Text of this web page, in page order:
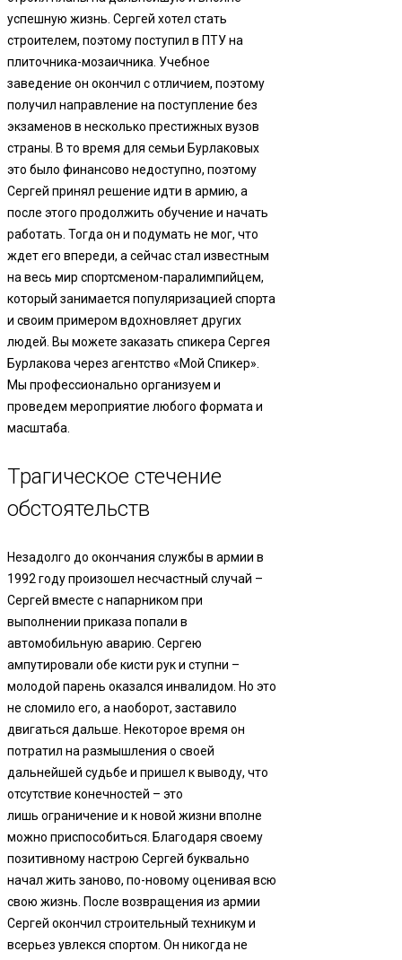
успешную жизнь. Сергей хотел стать
строителем, поэтому поступил в ПТУ на
плиточника-мозаичника. Учебное
заведение он окончил с отличием, поэтому
получил направление на поступление без
экзаменов в несколько престижных вузов
страны. В то время для семьи Бурлаковых
это было финансово недоступно, поэтому
Сергей принял решение идти в армию, а
после этого продолжить обучение и начать
работать. Тогда он и подумать не мог, что
ждет его впереди, а сейчас стал известным
на весь мир спортсменом-паралимпийцем,
который занимается популяризацией спорта
и своим примером вдохновляет других
людей. Вы можете заказать спикера Сергея
Бурлакова через агентство «Мой Спикер».
Мы профессионально организуем и
проведем мероприятие любого формата и
масштаба.
Трагическое стечение
обстоятельств
Незадолго до окончания службы в армии в
1992 году произошел несчастный случай –
Сергей вместе с напарником при
выполнении приказа попали в
автомобильную аварию. Сергею
ампутировали обе кисти рук и ступни –
молодой парень оказался инвалидом. Но это
не сломило его, а наоборот, заставило
двигаться дальше. Некоторое время он
потратил на размышления о своей
дальнейшей судьбе и пришел к выводу, что
отсутствие конечностей – это
лишь ограничение и к новой жизни вполне
можно приспособиться. Благодаря своему
позитивному настрою Сергей буквально
начал жить заново, по-новому оценивая всю
свою жизнь. После возвращения из армии
Сергей окончил строительный техникум и
всерьез увлекся спортом. Он никогда не